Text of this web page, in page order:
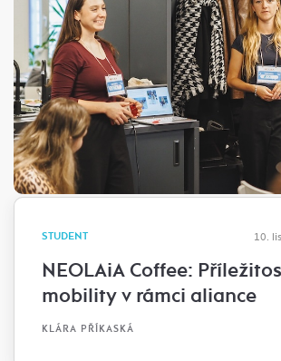
STUDENT 10.
NEOLAiA Coffee:
mobility v rámci aliance
KLÁRA PŘÍKASKÁ